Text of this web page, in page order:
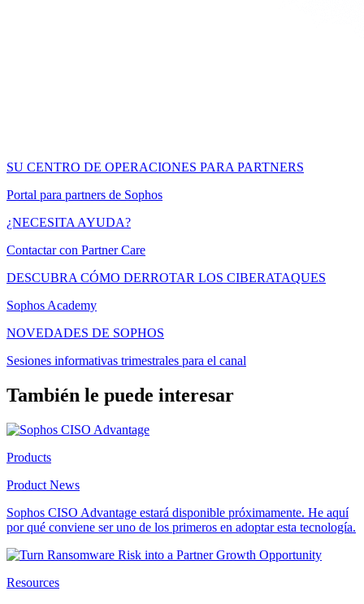
SU CENTRO DE OPERACIONES PARA PARTNERS
Portal para partners de Sophos
¿NECESITA AYUDA?
Contactar con Partner Care
DESCUBRA CÓMO DERROTAR LOS CIBERATAQUES
Sophos Academy
NOVEDADES DE SOPHOS
Sesiones informativas trimestrales para el canal
También le puede interesar
Products
Product News
Sophos CISO Advantage estará disponible próximamente. He aquí
por qué conviene ser uno de los primeros en adoptar esta tecnología.
Resources